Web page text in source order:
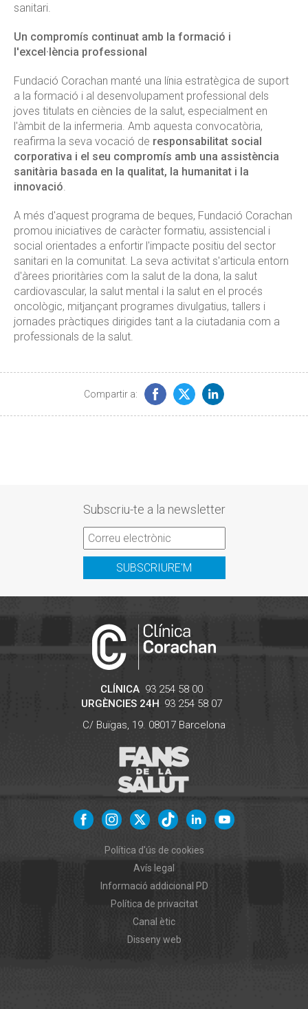
sanitari.
Un compromís continuat amb la formació i
l'excel·lència professional
Fundació Corachan manté una línia estratègica de suport
a la formació i al desenvolupament professional dels
joves titulats en ciències de la salut, especialment en
l'àmbit de la infermeria. Amb aquesta convocatòria,
reafirma la seva vocació de responsabilitat social
corporativa i el seu compromís amb una assistència
sanitària basada en la qualitat, la humanitat i la
innovació.
A més d'aquest programa de beques, Fundació Corachan
promou iniciatives de caràcter formatiu, assistencial i
social orientades a enfortir l'impacte positiu del sector
sanitari en la comunitat. La seva activitat s'articula entorn
d'àrees prioritàries com la salut de la dona, la salut
cardiovascular, la salut mental i la salut en el procés
oncològic, mitjançant programes divulgatius, tallers i
jornades pràctiques dirigides tant a la ciutadania com a
professionals de la salut.
Compartir a:
Subscriu-te a la newsletter
SUBSCRIURE'M
CLÍNICA 93 254 58 00
URGÈNCIES 24H 93 254 58 07
C/ Buïgas, 19. 08017 Barcelona
Política d'ús de cookies
Avís legal
Informació addicional PD
Política de privacitat
Canal ètic
Disseny web